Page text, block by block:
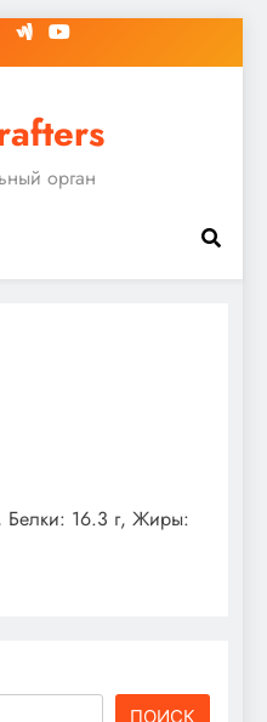
орган
Белки: 16.3 г, Жиры:
ПОИСК